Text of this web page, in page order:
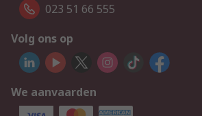
023 51 66 555
Volg ons op
We aanvaarden